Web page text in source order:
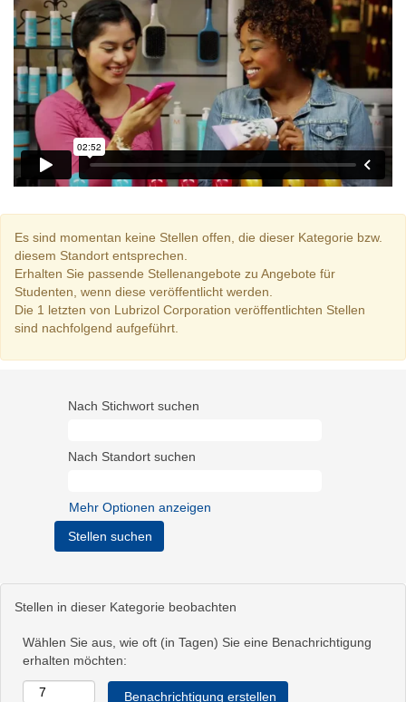
Es sind momentan keine Stellen offen, die dieser Kategorie bzw.
diesem Standort entsprechen.
Erhalten Sie passende Stellenangebote zu Angebote für
Studenten, wenn diese veröffentlicht werden.
Die 1 letzten von Lubrizol Corporation veröffentlichten Stellen
sind nachfolgend aufgeführt.
Nach Stichwort suchen
Nach Standort suchen
Mehr Optionen anzeigen
Stellen in dieser Kategorie beobachten
Wählen Sie aus, wie oft (in Tagen) Sie eine Benachrichtigung
erhalten möchten: